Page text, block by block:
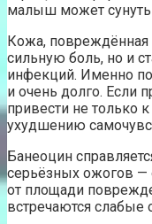
малыш может сунуть
Кожа, повреждённая
сильную боль, но и
инфекций. Именно
и очень долго. Если
привести не только
ухудшению
Банеоцин
серьёзных ожогов —
от площади
встречаются слабые